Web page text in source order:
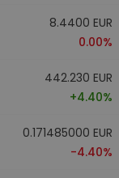
8.4400 EUR
0.00%
442.230 EUR
+4.40%
0.171485000 EUR
-4.40%